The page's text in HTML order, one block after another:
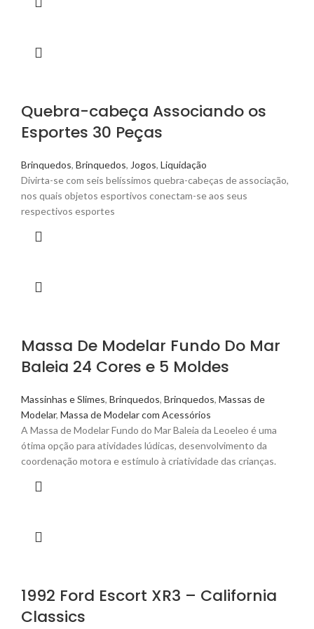
Quebra-cabeça Associando os
Esportes 30 Peças
Brinquedos, Brinquedos, Jogos, Liquidação
Divirta-se com seis belíssimos quebra-cabeças de associação,
nos quais objetos esportivos conectam-se aos seus
respectivos esportes
Massa De Modelar Fundo Do Mar
Baleia 24 Cores e 5 Moldes
Massinhas e Slimes, Brinquedos, Brinquedos, Massas de
Modelar, Massa de Modelar com Acessórios
A Massa de Modelar Fundo do Mar Baleia da Leoeleo é uma
ótima opção para atividades lúdicas, desenvolvimento da
coordenação motora e estímulo à criatividade das crianças.
1992 Ford Escort XR3 – California
Classics